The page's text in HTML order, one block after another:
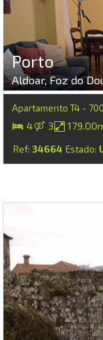
Porto
Aldoar, Foz do
Apartamento T4 -
4 3
Ref: 34664 Estado: